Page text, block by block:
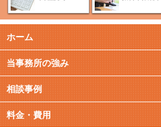
ホーム
当事務所の強み
相談事例
料金・費用